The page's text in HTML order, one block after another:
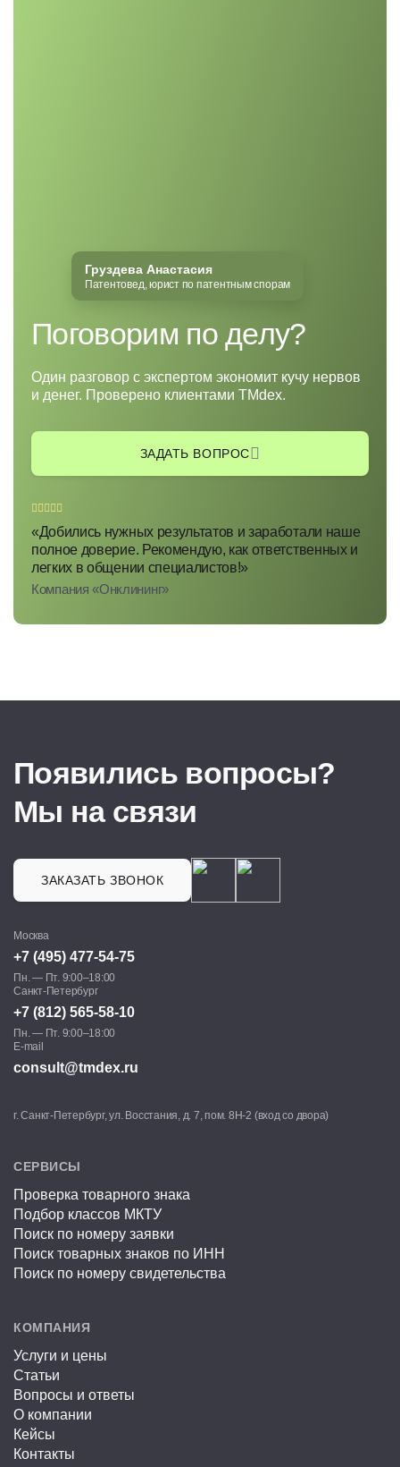
Поговорим по делу?
Один разговор с экспертом экономит кучу нервов
и денег. Проверено клиентами TMdex.
ЗАДАТЬ ВОПРОС
«Добились нужных результатов и заработали наше
полное доверие. Рекомендую, как ответственных и
легких в общении специалистов!»
Компания «Онклининг»
Груздева Анастасия
Патентовед, юрист по патентным спорам
Появились вопросы?
Мы на связи
ЗАКАЗАТЬ ЗВОНОК
Москва
+7 (495) 477-54-75
Пн. — Пт. 9:00–18:00
Санкт-Петербург
+7 (812) 565-58-10
Пн. — Пт. 9:00–18:00
E-mail
consult@tmdex.ru
г. Санкт-Петербург, ул. Восстания, д. 7, пом. 8Н-2 (вход со двора)
СЕРВИСЫ
Проверка товарного знака
Подбор классов МКТУ
Поиск по номеру заявки
Поиск товарных знаков по ИНН
Поиск по номеру свидетельства
КОМПАНИЯ
Услуги и цены
Статьи
Вопросы и ответы
О компании
Кейсы
Контакты